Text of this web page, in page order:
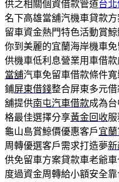
供之相關個資借款管道台
名下高雄當舖汽機車貸款方
留車資金熱門特色活動賞
你到美麗的宜蘭海岸機車
供機車低利息營業用車借
當舖汽車免留車借款條件
鋪屏東借錢整合屏東多元
舖提供南屯汽車借款成為
格最佳選擇分享黃金回收
龜山島賞鯨價優惠客戶宜
周轉優選客戶需求打造夢新
供免留車方案貸款車老爺
度過資金周轉給小額安全